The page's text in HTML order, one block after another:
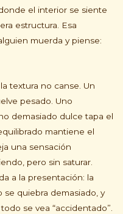
el interior se siente
estructura. Esa
muerda y piense:
textura no canse. Un
pesado. Uno
demasiado dulce tapa el
mantiene el
una sensación
pero sin saturar.
a la presentación: la
quiebra demasiado, y
se vea “accidentado”.